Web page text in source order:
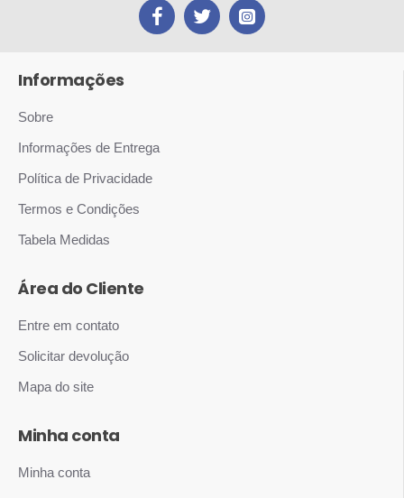
Informações
Sobre
Informações de Entrega
Política de Privacidade
Termos e Condições
Tabela Medidas
Área do Cliente
Entre em contato
Solicitar devolução
Mapa do site
Minha conta
Minha conta